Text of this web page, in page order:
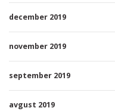
december 2019
november 2019
september 2019
avgust 2019